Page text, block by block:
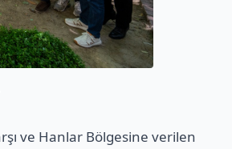
ve Hanlar Bölgesine verilen